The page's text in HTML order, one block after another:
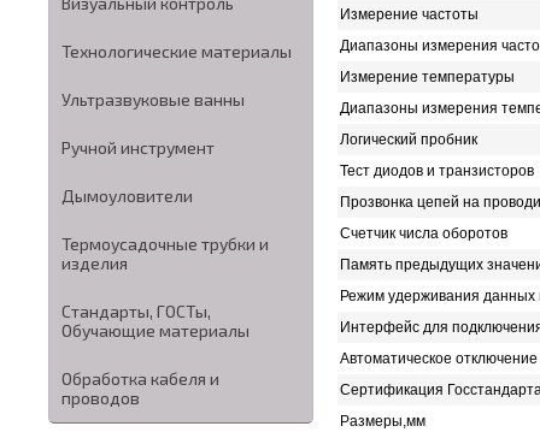
Технологические материалы
Ультразвуковые ванны
Ручной инструмент
Дымоуловители
Термоусадочные трубки и
изделия
Стандарты, ГОСТы,
Обучающие материалы
Обработка кабеля и
проводов
Измерение частоты
Диапазоны измерения
Измерение температуры
Диапазоны измерения
Логический пробник
Тест диодов и транзисторов
Прозвонка цепей на
Счетчик числа оборотов
Память предыдущих
Режим удерживания данных
Интерфейс для
Автоматическое отключение
Сертификация
Размеры,мм